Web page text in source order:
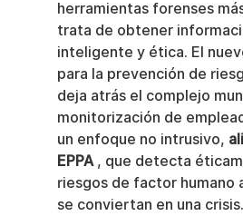
herramientas forenses
trata de obtener
inteligente y ética. El
para la prevención de
deja atrás el complejo
monitorización de
un enfoque no intrusivo,
EPPA , que detecta
riesgos de factor humano
se conviertan en una crisis.